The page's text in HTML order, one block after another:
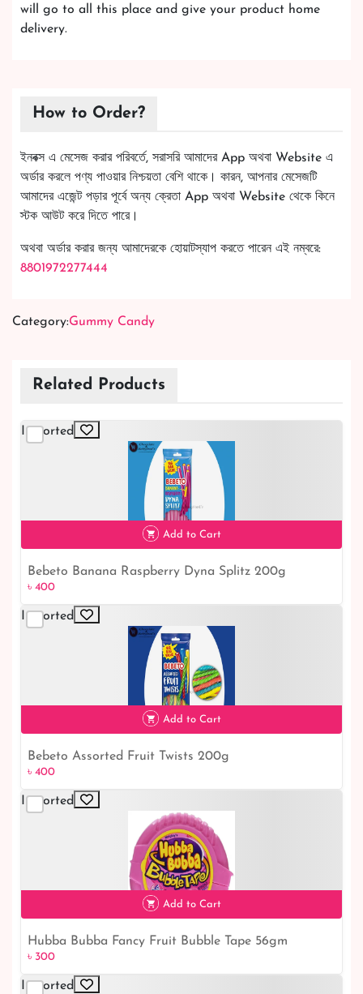
will go to all this place and give your product home
delivery.
How to Order?
ইনবক্স এ মেসেজ করার পরিবর্তে, সরাসরি আমাদের App অথবা Website এ
অর্ডার করলে পণ্য পাওয়ার নিশ্চয়তা বেশি থাকে। কারন, আপনার মেসেজটি
আমাদের এজেন্ট পড়ার পূর্বে অন্য ক্রেতা App অথবা Website থেকে কিনে
স্টক আউট করে দিতে পারে।
অথবা অর্ডার করার জন্য আমাদেরকে হোয়াটস্যাপ করতে পারেন এই নম্বরে:
8801972277444
Category:Gummy Candy
Related Products
Imported
৳ 400
Add to Cart
Bebeto Banana Raspberry Dyna Splitz 200g
৳ 400
Imported
৳ 400
Add to Cart
Bebeto Assorted Fruit Twists 200g
৳ 400
Imported
৳ 300
Add to Cart
Hubba Bubba Fancy Fruit Bubble Tape 56gm
৳ 300
Imported